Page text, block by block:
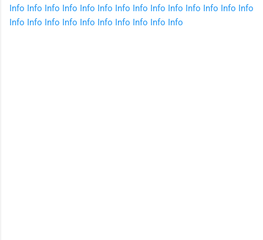
Info Info Info Info Info Info Info Info Info Info Info Info Info Info
Info Info Info Info Info Info Info Info Info Info